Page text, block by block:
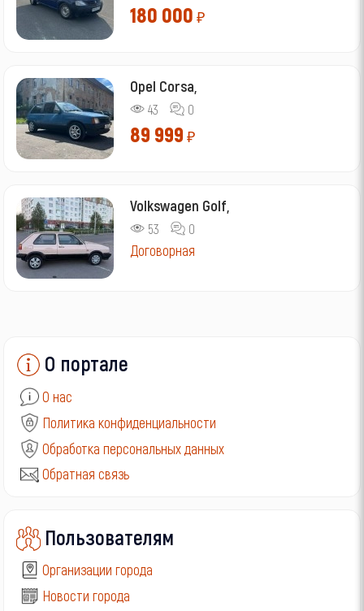
180 000 ₽
Opel Corsa,
43 0
89 999 ₽
Volkswagen Golf,
53 0
Договорная
О портале
О нас
Политика конфиденциальности
Обработка персональных данных
Обратная связь
Пользователям
Организации города
Новости города